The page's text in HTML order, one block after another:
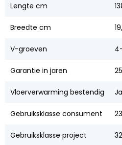
Lengte cm
Breedte cm
V-groeven
Garantie in jaren 25
Vloerverwarming bestendig Ja
Gebruiksklasse consument
Gebruiksklasse project